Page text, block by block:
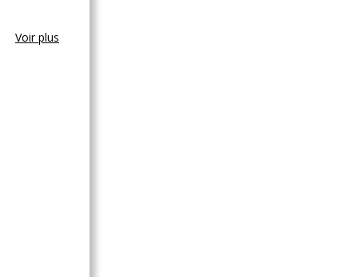
Voir plus